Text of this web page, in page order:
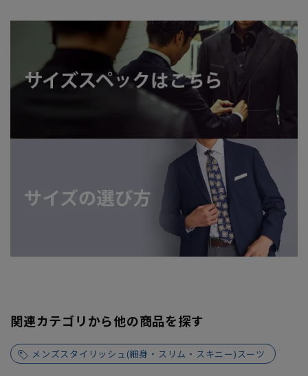
関連カテゴリから他の商品を探す
メンズスタイリッシュ(細身・スリム・スキニー)スーツ